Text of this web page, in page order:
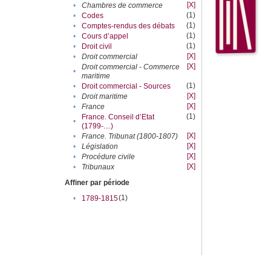
•
Chambres de commerce
[X]
•
Codes
(1)
•
Comptes-rendus des débats
(1)
•
Cours d’appel
(1)
•
Droit civil
(1)
•
Droit commercial
[X]
•
Droit commercial - Commerce
maritime
[X]
• Droit commercial - Sources
(1)
•
Droit maritime
[X]
•
France
[X]
•
France. Conseil d’Etat
(1799-....)
(1)
• France. Tribunat (1800-1807)
[X]
•
Législation
[X]
•
Procédure civile
[X]
•
Tribunaux
[X]
Affiner par période
•
1789-1815(1)